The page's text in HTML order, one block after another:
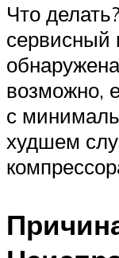
Что
сервисный
возможно,
с
худшем